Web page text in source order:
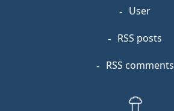
User
RSS posts
RSS comments